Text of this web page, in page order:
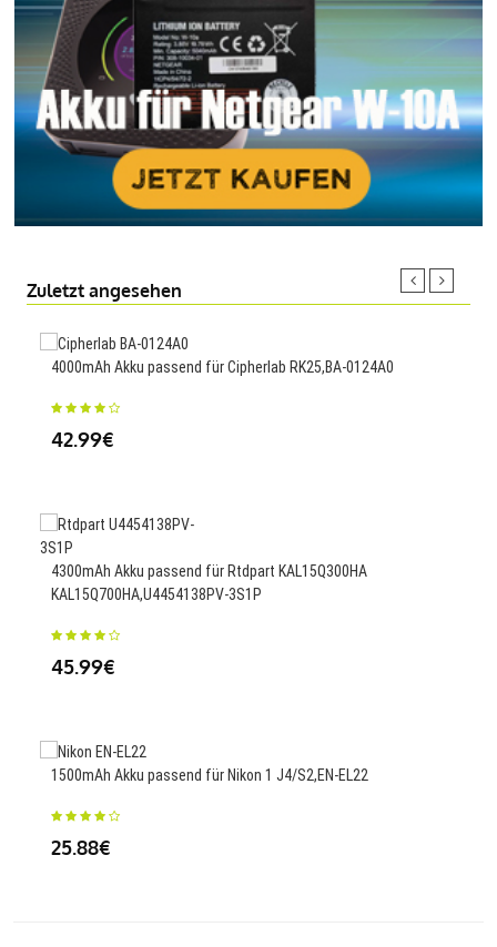
Zuletzt angesehen
4000mAh Akku passend für Cipherlab RK25,BA-0124A0
42.99€
4300mAh Akku passend für Rtdpart KAL15Q300HA
KAL15Q700HA,U4454138PV-3S1P
45.99€
1500mAh Akku passend für Nikon 1 J4/S2,EN-EL22
25.88€